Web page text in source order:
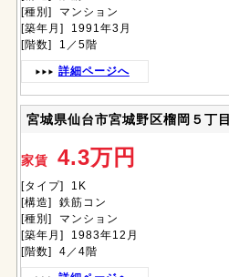
[種別] マンション
[築年月] 1991年3月
[階数] 1／5階
詳細ページへ
宮城県仙台市宮城野区榴岡５丁目
家賃 4.3万円
[タイプ] 1K
[構造] 鉄筋コン
[種別] マンション
[築年月] 1983年12月
[階数] 4／4階